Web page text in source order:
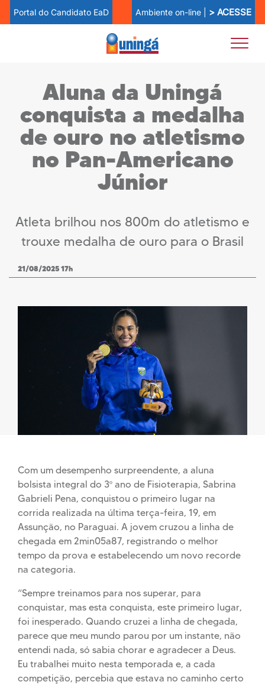
Portal do Candidato EaD Ambiente on-line | > ACESSE
Aluna da Uningá
conquista a medalha
de ouro no atletismo
no Pan-Americano
Júnior
Atleta brilhou nos 800m do atletismo e
trouxe medalha de ouro para o Brasil
21/08/2025 17h
Com um desempenho surpreendente, a aluna
bolsista integral do 3º ano de Fisioterapia, Sabrina
Gabrieli Pena, conquistou o primeiro lugar na
corrida realizada na última terça-feira, 19, em
Assunção, no Paraguai. A jovem cruzou a linha de
chegada em 2min05a87, registrando o melhor
tempo da prova e estabelecendo um novo recorde
na categoria.
“Sempre treinamos para nos superar, para
conquistar, mas esta conquista, este primeiro lugar,
foi inesperado. Quando cruzei a linha de chegada,
parece que meu mundo parou por um instante, não
entendi nada, só sabia chorar e agradecer a Deus.
Eu trabalhei muito nesta temporada e, a cada
competição, percebia que estava no caminho certo